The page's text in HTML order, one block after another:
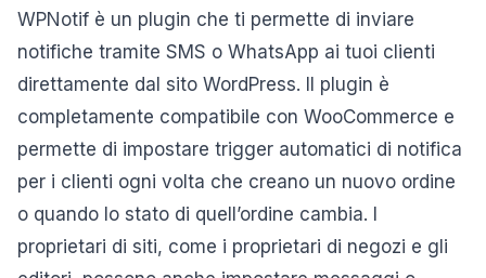
WPNotif è un plugin che ti permette di inviare
notifiche tramite SMS o WhatsApp ai tuoi clienti
direttamente dal sito WordPress. Il plugin è
completamente compatibile con WooCommerce e
permette di impostare trigger automatici di notifica
per i clienti ogni volta che creano un nuovo ordine
o quando lo stato di quell’ordine cambia. I
proprietari di siti, come i proprietari di negozi e gli